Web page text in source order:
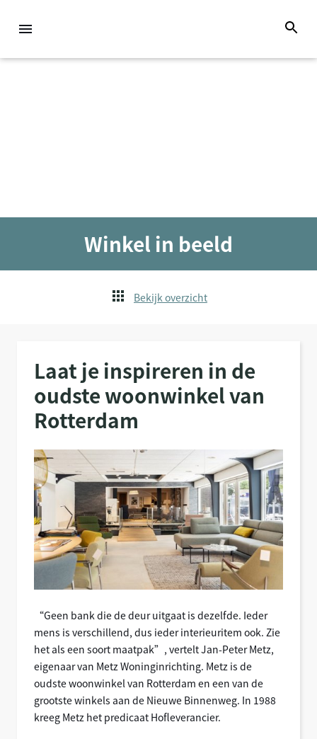
Winkel in beeld
Bekijk overzicht
Laat je inspireren in de
oudste woonwinkel van
Rotterdam
“Geen bank die de deur uitgaat is dezelfde. Ieder
mens is verschillend, dus ieder interieuritem ook. Zie
het als een soort maatpak”, vertelt Jan-Peter Metz,
eigenaar van Metz Woninginrichting. Metz is de
oudste woonwinkel van Rotterdam en een van de
grootste winkels aan de Nieuwe Binnenweg. In 1988
kreeg Metz het predicaat Hofleverancier.